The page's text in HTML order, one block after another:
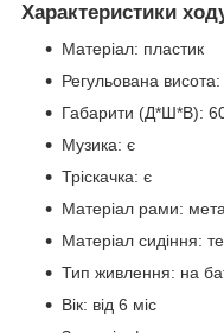
Характеристики
Матеріал: пластик
Регульована
Габарити (Д*Ш*В):
Музика: є
Тріскачка: є
Матеріал рами:
Матеріал сидіння:
Тип живлення: на
Вік: від 6 міс